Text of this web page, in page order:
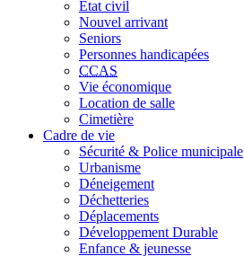
État civil
Nouvel arrivant
Seniors
Personnes handicapées
CCAS
Vie économique
Location de salle
Cimetière
Cadre de vie
Sécurité & Police municipale
Urbanisme
Déneigement
Déchetteries
Déplacements
Développement Durable
Enfance & jeunesse